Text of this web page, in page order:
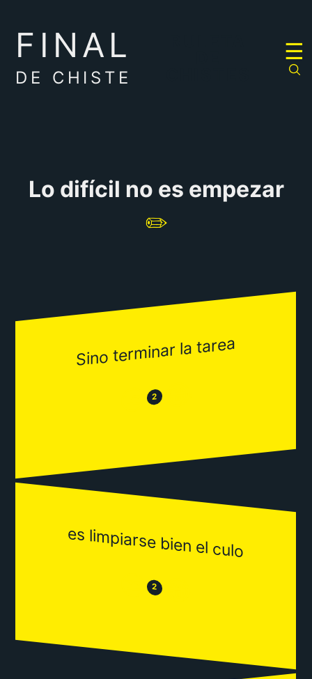
FINAL
DE CHISTE
☰
Lo difícil no es empezar
✏️
Sino terminar la tarea
😒 2 😂
es limpiarse bien el culo
😒 2 😂